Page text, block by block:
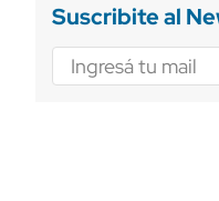
Suscribite al